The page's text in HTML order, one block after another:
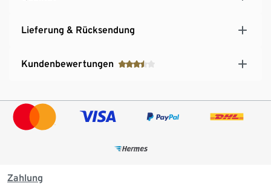
Lieferung & Rücksendung
Kundenbewertungen
Zahlung